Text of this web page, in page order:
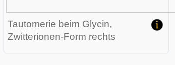
Tautomerie beim Glycin,
Zwitterionen-Form rechts